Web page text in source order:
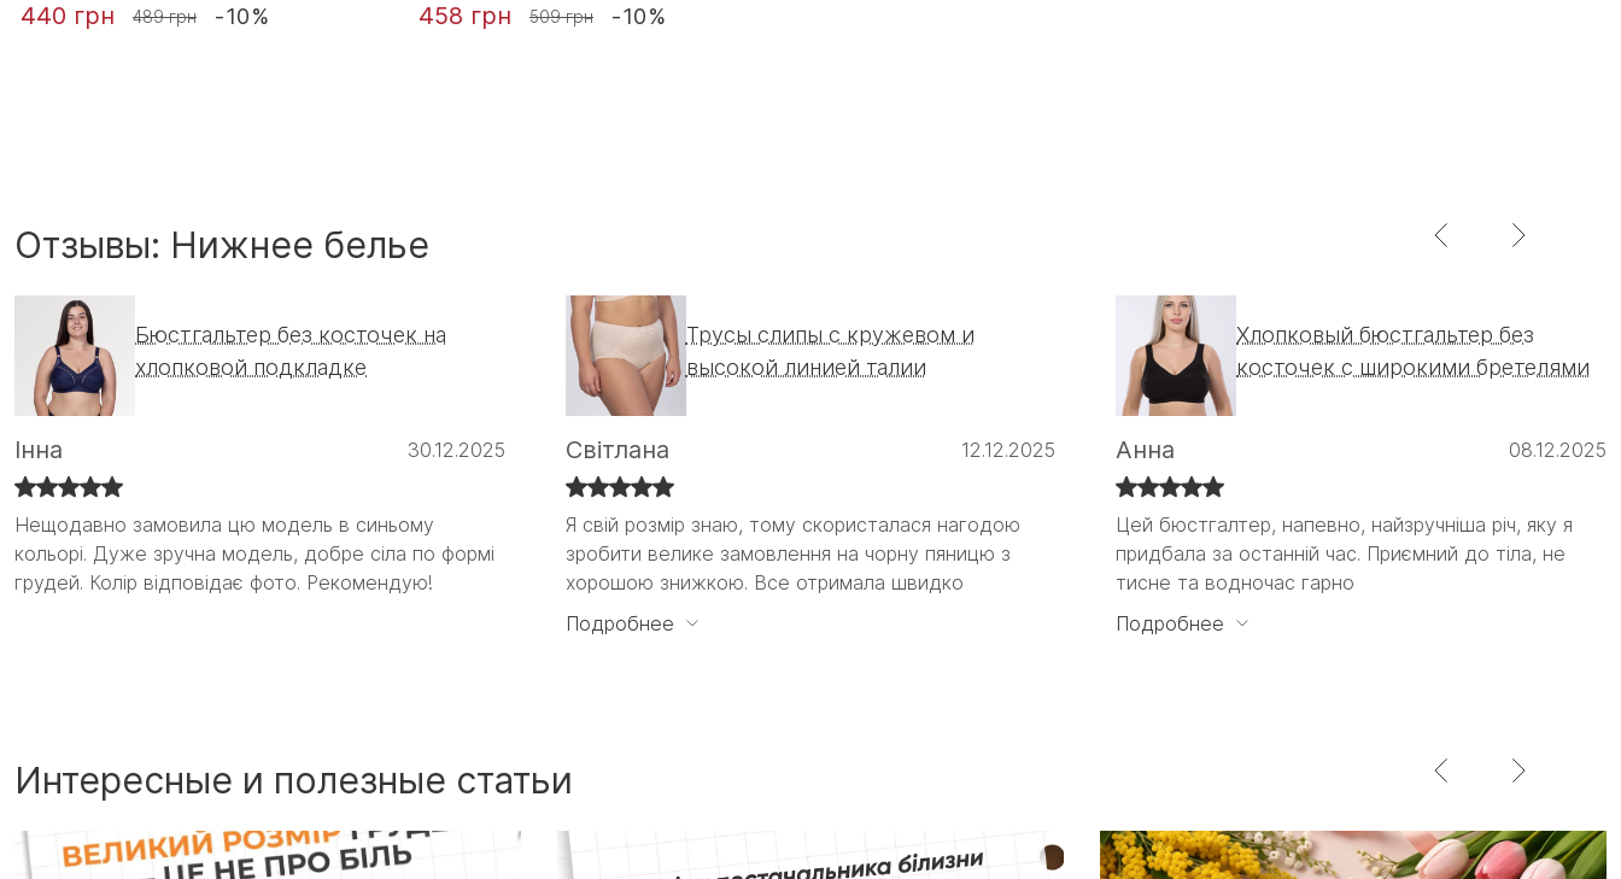
440 грн 489 грн -10% 458 грн 509 грн -10%
Отзывы: Нижнее белье
Бюстгальтер без косточек на
хлопковой подкладке
Інна 30.12.2025
Нещодавно замовила цю модель в синьому
кольорі. Дуже зручна модель, добре сіла по формі
грудей. Колір відповідає фото. Рекомендую!
Нещодавно замовила цю модель в синьому
кольорі. Дуже зручна модель, добре сіла по формі
грудей. Колір відповідає фото. Рекомендую! :)
Трусы слипы с кружевом и
высокой линией талии
Світлана 12.12.2025
Я свій розмір знаю, тому скористалася нагодою
зробити велике замовлення на чорну пяницю з
хорошою знижкою. Все отримала швидко
Я свій розмір знаю, тому скористалася нагодою
зробити велике замовлення на чорну пяницю з
хорошою знижкою. Все отримала швидко і
задоволена своїм вибором. Вперше взяла на
пробу трикотажні трусики з високою талією, якість
Подробнее
Хлопковый бюстгальтер без
косточек с широкими бретелями
Анна 08.12.2025
Цей бюстгалтер, напевно, найзручніша річ, яку я
придбала за останній час. Приємний до тіла, не
тисне та водночас гарно
Цей бюстгалтер, напевно, найзручніша річ, яку я
придбала за останній час. Приємний до тіла, не
тисне та водночас гарно тримає. Ніяких кісточок,
які б впивались в тіло або давили десь.
Задоволена на всі 100
Подробнее
Интересные и полезные статьи